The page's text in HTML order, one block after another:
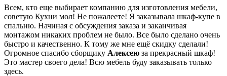
Всем, кто еще выбирает компанию для изготовления мебели,
советую Кухни мол! Не пожалеете! Я заказывала шкаф-купе в
спальню. Начиная с обсуждения заказа и заканчивая
монтажом никаких проблем не было. Все было сделано очень
быстро и качественно. К тому же мне ещё скидку сделали!
Огромное спасибо сборщику Алексею за прекрасный шкаф!
Это мастер своего дела! Всю мебель буду заказывать только
здесь.